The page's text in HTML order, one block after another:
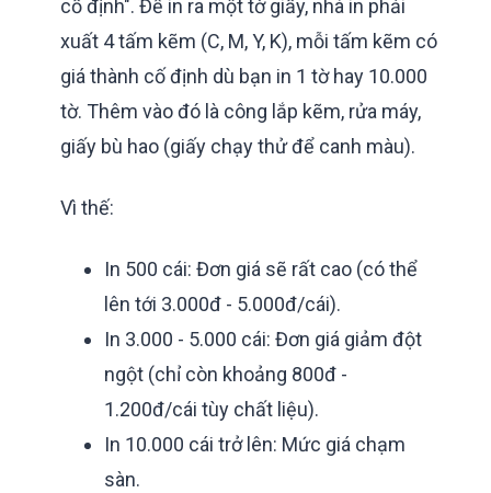
cố định". Để in ra một tờ giấy, nhà in phải
xuất 4 tấm kẽm (C, M, Y, K), mỗi tấm kẽm có
giá thành cố định dù bạn in 1 tờ hay 10.000
tờ. Thêm vào đó là công lắp kẽm, rửa máy,
giấy bù hao (giấy chạy thử để canh màu).
Vì thế:
In 500 cái: Đơn giá sẽ rất cao (có thể
lên tới 3.000đ - 5.000đ/cái).
In 3.000 - 5.000 cái: Đơn giá giảm đột
ngột (chỉ còn khoảng 800đ -
1.200đ/cái tùy chất liệu).
In 10.000 cái trở lên: Mức giá chạm
sàn.